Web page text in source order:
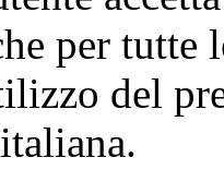
per
del